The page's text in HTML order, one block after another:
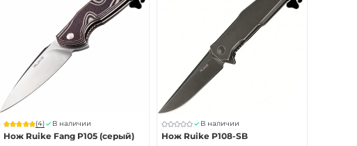
(4) В наличии
Нож Ruike Fang P105 (серый)
В наличии
Нож Ruike P108-SB